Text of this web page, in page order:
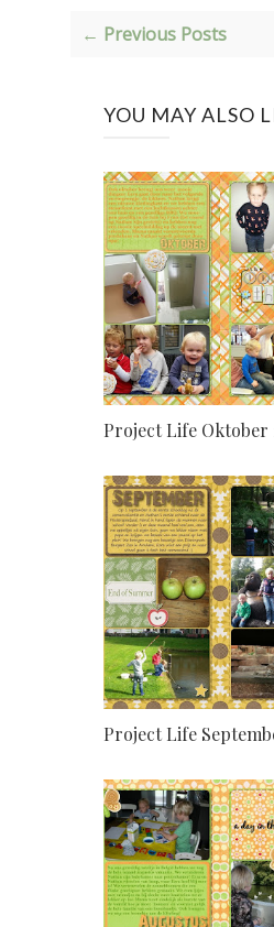
← Previous Posts
YOU MAY ALSO
Project Life Oktober
Project Life